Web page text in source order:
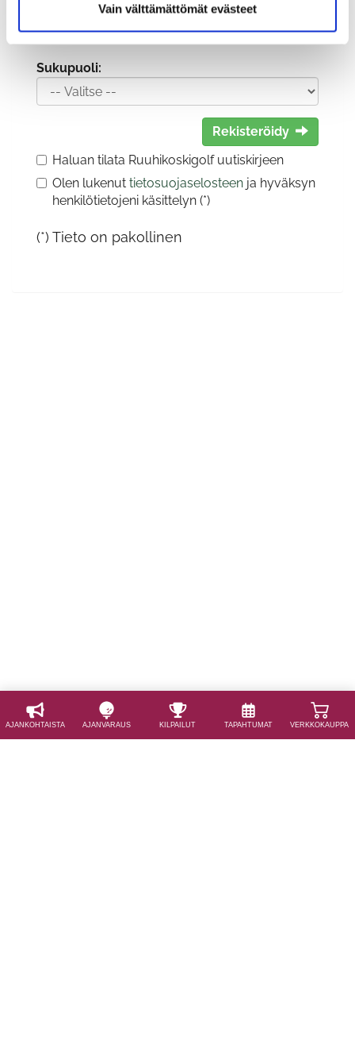
Vain välttämättömät evästeet
AJAN­KOHTAISTA AJAN­VARAUS KILPAILUT TAPAHTUMAT VERKKOKAUPPA
Sukupuoli:
Rekisteröidy
Haluan tilata Ruuhikoskigolf uutiskirjeen
Olen lukenut tietosuojaselosteen ja hyväksyn
henkilötietojeni käsittelyn (*)
(*) Tieto on pakollinen